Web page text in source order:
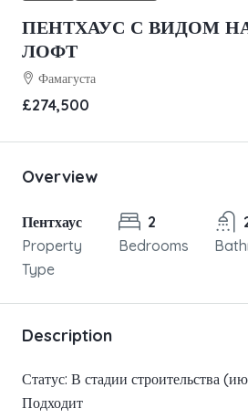
ПЕНТХАУС С ВИДОМ
ЛОФТ
Фамагуста
£274,500
Overview
Пентхаус
Property
Type
2
Bedrooms
Description
Статус: В стадии строительства
Подходит